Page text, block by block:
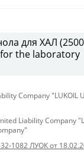
для ХАЛ
the laboratory
Company "LUKOIL
Liability Company
1082 ЛУОК от